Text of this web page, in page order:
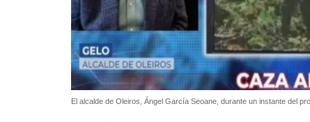
El alcalde de Oleiros, Ángel García Seoane, durante un instante del